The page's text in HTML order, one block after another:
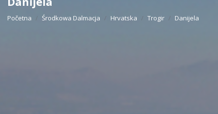
Početna Środkowa Dalmacja Hrvatska Trogir Danijela